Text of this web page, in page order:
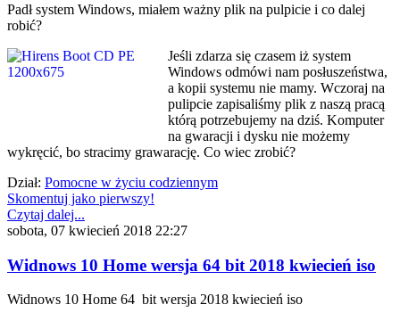
Padł system Windows, miałem ważny plik na pulpicie i co dalej
robić?
Jeśli zdarza się czasem iż system
Windows odmówi nam posłuszeństwa,
a kopii systemu nie mamy. Wczoraj na
pulipcie zapisaliśmy plik z naszą pracą
którą potrzebujemy na dziś. Komputer
na gwaracji i dysku nie możemy
wykręcić, bo stracimy grawarację. Co wiec zrobić?
Dział: Pomocne w życiu codziennym
Skomentuj jako pierwszy!
Czytaj dalej...
sobota, 07 kwiecień 2018 22:27
Widnows 10 Home wersja 64 bit 2018 kwiecień iso
Widnows 10 Home 64 bit wersja 2018 kwiecień iso